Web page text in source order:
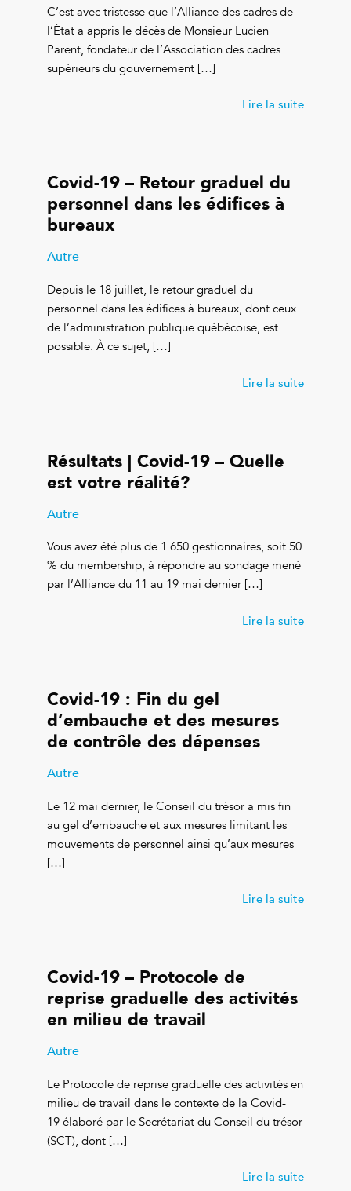
C’est avec tristesse que l’Alliance des cadres de
l’État a appris le décès de Monsieur Lucien
Parent, fondateur de l’Association des cadres
supérieurs du gouvernement […]
Lire la suite
Covid-19 – Retour graduel du
personnel dans les édifices à
bureaux
Autre
Depuis le 18 juillet, le retour graduel du
personnel dans les édifices à bureaux, dont ceux
de l’administration publique québécoise, est
possible. À ce sujet, […]
Lire la suite
Résultats | Covid-19 – Quelle
est votre réalité?
Autre
Vous avez été plus de 1 650 gestionnaires, soit 50
% du membership, à répondre au sondage mené
par l’Alliance du 11 au 19 mai dernier […]
Lire la suite
Covid-19 : Fin du gel
d’embauche et des mesures
de contrôle des dépenses
Autre
Le 12 mai dernier, le Conseil du trésor a mis fin
au gel d’embauche et aux mesures limitant les
mouvements de personnel ainsi qu’aux mesures
[…]
Lire la suite
Covid-19 – Protocole de
reprise graduelle des activités
en milieu de travail
Autre
Le Protocole de reprise graduelle des activités en
milieu de travail dans le contexte de la Covid-
19 élaboré par le Secrétariat du Conseil du trésor
(SCT), dont […]
Lire la suite